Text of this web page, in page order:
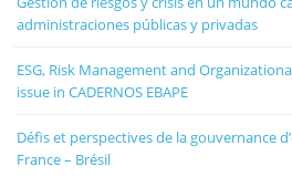
administraciones públicas y privadas
ESG, Risk Management and
issue in CADERNOS EBAPE
Défis et perspectives de la gouvernance
France – Brésil